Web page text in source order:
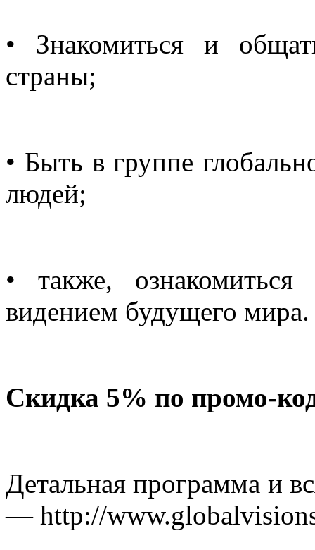
• Знакомиться и
страны;
• Быть в группе
людей;
• также,
видением будущего мира.
Скидка 5% по промо-
Детальная программа и
— http://